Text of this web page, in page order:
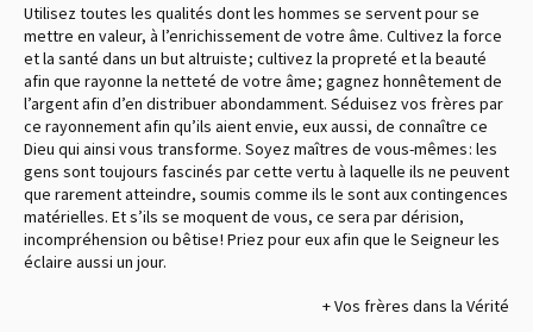
Utilisez toutes les qualités dont les hommes se servent pour se
mettre en valeur, à l’enrichissement de votre âme. Cultivez la force
et la santé dans un but altruiste ; cultivez la propreté et la beauté
afin que rayonne la netteté de votre âme ; gagnez honnêtement de
l’argent afin d’en distribuer abondamment. Séduisez vos frères par
ce rayonnement afin qu’ils aient envie, eux aussi, de connaître ce
Dieu qui ainsi vous transforme. Soyez maîtres de vous-mêmes : les
gens sont toujours fascinés par cette vertu à laquelle ils ne peuvent
que rarement atteindre, soumis comme ils le sont aux contingences
matérielles. Et s’ils se moquent de vous, ce sera par dérision,
incompréhension ou bêtise ! Priez pour eux afin que le Seigneur les
éclaire aussi un jour.
+ Vos frères dans la Vérité